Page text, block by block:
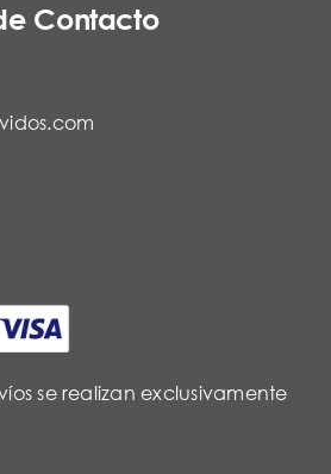
Contacto
se realizan exclusivamente